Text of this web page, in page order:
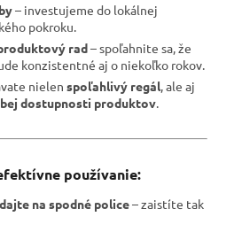
– investujeme do lokálnej
pokroku.
rad– spoľahnite sa, že
konzistentné aj o niekoľko rokov.
nielen spoľahlivý regál , ale aj
dostupnosti produktov
používanie:
na spodné police– zaistíte tak